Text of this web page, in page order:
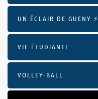
UN ÉCLAIR DE GUENY ⚡️
VIE ÉTUDIANTE
VOLLEY-BALL